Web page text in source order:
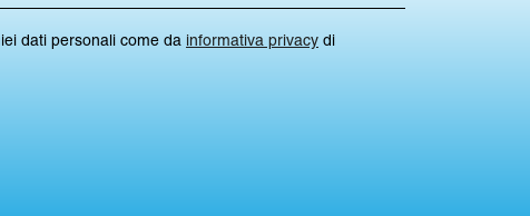
dati personali come da informativa privacy di